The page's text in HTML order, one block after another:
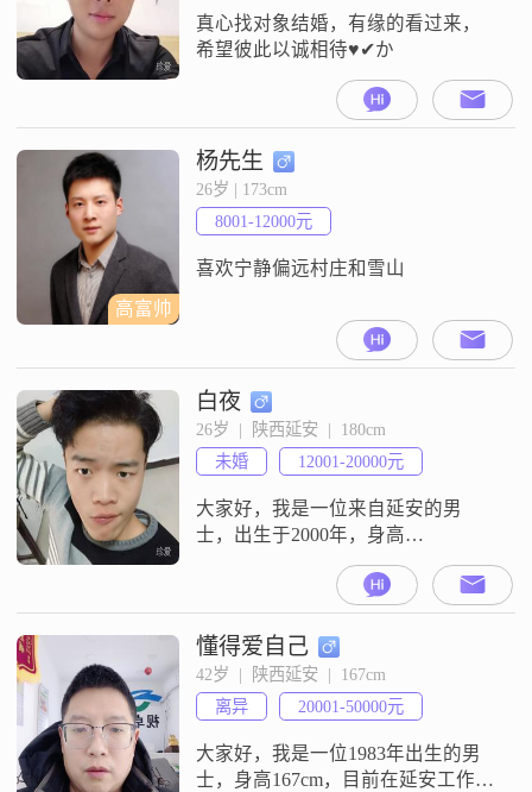
真心找对象结婚，有缘的看过来，
希望彼此以诚相待♥✔か
高富帅
杨先生
26岁 | 173cm
8001-12000元
喜欢宁静偏远村庄和雪山
白夜
26岁  |  陕西延安  |  180cm
未婚
12001-20000元
大家好，我是一位来自延安的男
士，出生于2000年，身高
180cm##3002##我在一家不错的公司
工作，每月收入在12001到20000元
之间##3002##我拥有大学本科学
历，自认为是一个稳重可靠的人
##3002##在生活中，我常常展现出
幽默风趣的一面，喜欢用轻松的态
度去面对各种情况##3002##我有着
强烈的责任感
懂得爱自己
42岁  |  陕西延安  |  167cm
离异
20001-50000元
大家好，我是一位1983年出生的男
士，身高167cm，目前在延安工作